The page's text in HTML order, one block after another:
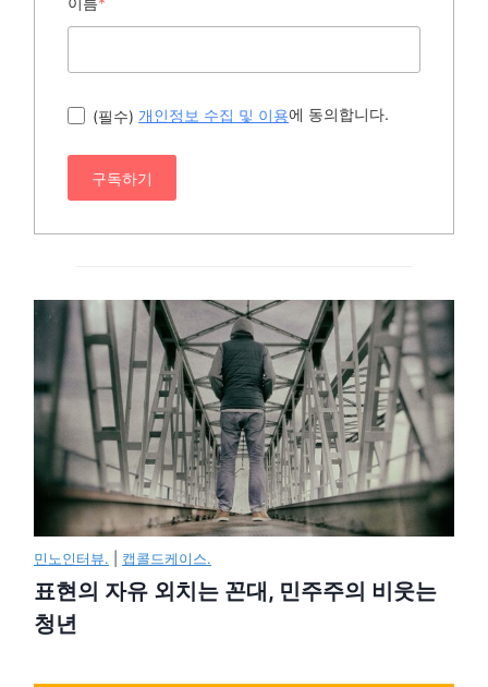
(필수) 개인정보 수집 및 이용에 동의합니다.
구독하기
민노인터뷰. 캡콜드케이스.
표현의 자유 외치는 꼰대, 민주주의 비웃는
청년